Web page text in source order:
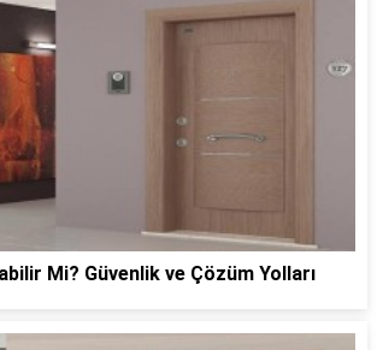
Mi? Güvenlik ve Çözüm Yolları